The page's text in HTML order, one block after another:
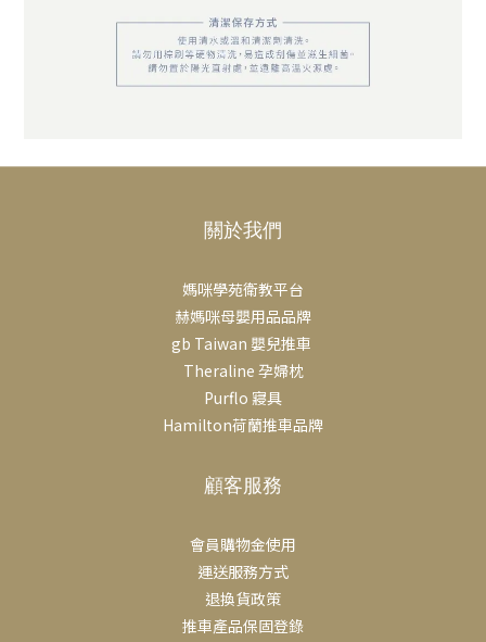
關於我們
媽咪學苑衛教平台
赫媽咪母嬰用品品牌
gb Taiwan 嬰兒推車
Theraline 孕婦枕
Purflo 寢具
Hamilton荷蘭推車品牌
顧客服務
會員購物金使用
運送服務方式
退換貨政策
推車產品保固登錄